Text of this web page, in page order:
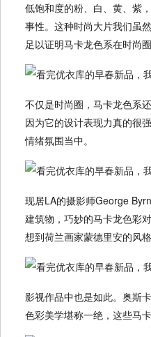
低饱和度的粉、白、黄、紫
事性。这种时尚大片我们虽
足以证明马卡龙色系在时尚圈
不仅是时尚圈，马卡龙色系
因为它的设计表现力真的很
情绪氛围当中。
现居LA的摄影师George
建筑物，巧妙的马卡龙色彩
想到荷兰画家蒙德里安的风格
影视作品中也是如此。奥斯
色彩美学堪称一绝，这些马